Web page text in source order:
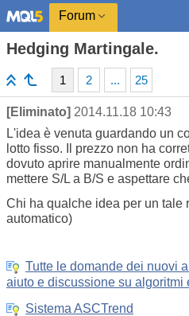
Forum
Hedging Martingale.
1 2 ... 25
[Eliminato] 2014.11.18 10:43
L'idea è venuta guardando un
lotto fisso. Il prezzo non ha
dovuto aprire manualmente
mettere S/L a B/S e aspettare
Chi ha qualche idea per un tale
automatico)
Tutte le domande dei nuovi
aiuto e discussione su algoritmi
Sistema ASCTrend